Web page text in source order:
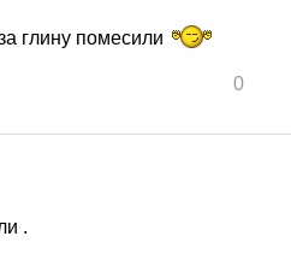
глину помесили
0
.